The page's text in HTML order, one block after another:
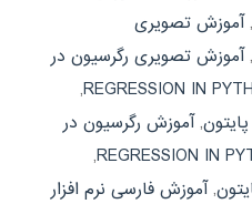
آموزش تصویری
آموزش تصویری رگرسیون در
,
,آموزش رگرسیون در
,
,آموزش فارسی نرم افزار